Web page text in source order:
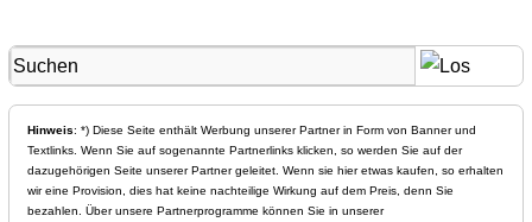
Hinweis: *) Diese Seite enthält Werbung unserer Partner in Form von Banner und
Textlinks. Wenn Sie auf sogenannte Partnerlinks klicken, so werden Sie auf der
dazugehörigen Seite unserer Partner geleitet. Wenn sie hier etwas kaufen, so erhalten
wir eine Provision, dies hat keine nachteilige Wirkung auf dem Preis, denn Sie
bezahlen. Über unsere Partnerprogramme können Sie in unserer